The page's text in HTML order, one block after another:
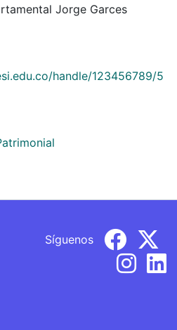
Jorge Garces
handle/123456789/5
Síguenos